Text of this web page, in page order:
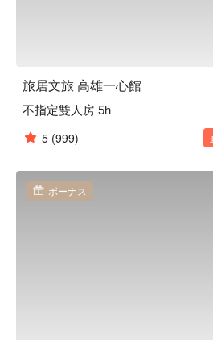
旅居文旅 高雄一心館
不指定雙人房 5h
5 (999)
ボーナス